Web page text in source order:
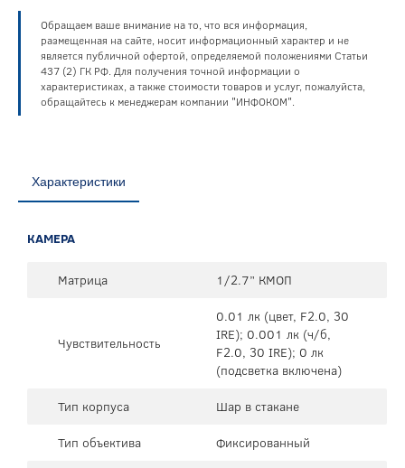
Обращаем ваше внимание на то, что вся информация,
размещенная на сайте, носит информационный характер и не
является публичной офертой, определяемой положениями Статьи
437 (2) ГК РФ. Для получения точной информации о
характеристиках, а также стоимости товаров и услуг, пожалуйста,
обращайтесь к менеджерам компании "ИНФОКОМ".
Характеристики
КАМЕРА
Матрица 1/2.7” КМОП
Чувствительность
0.01 лк (цвет, F2.0, 30
IRE); 0.001 лк (ч/б,
F2.0, 30 IRE); 0 лк
(подсветка включена)
Тип корпуса
Шар в стакане
Тип объектива
Фиксированный